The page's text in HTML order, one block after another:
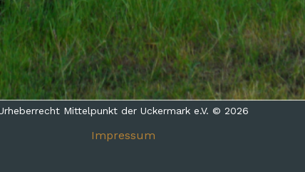
Mittelpunkt der Uckermark e.V. © 2026
Impressum